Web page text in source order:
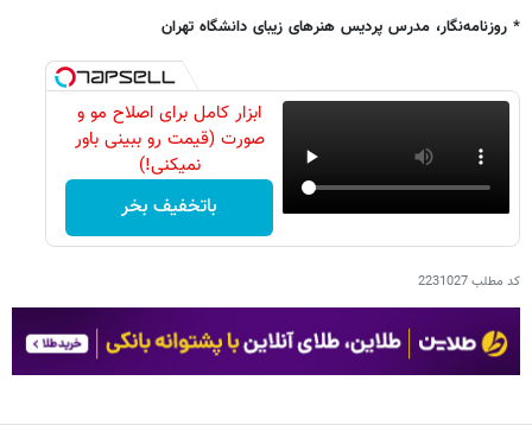
* روزنامه‌نگار، مدرس پردیس هنرهای زیبای دانشگاه تهران
ابزار کامل برای اصلاح مو و
صورت (قیمت رو ببینی باور
نمیکنی!)
باتخفیف بخر
کد مطلب2231027